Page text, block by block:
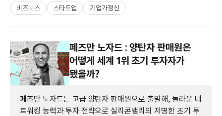
비즈니스 스타트업 기업가정신
페즈만 노자드 : 양탄자 판매원은
어떻게 세계 1위 초기 투자자가
됐을까?
페즈만 노자드는 고급 양탄자 판매원으로 출발해, 놀라운 네
트워킹 능력과 투자 전략으로 실리콘밸리의 저명한 초기 투